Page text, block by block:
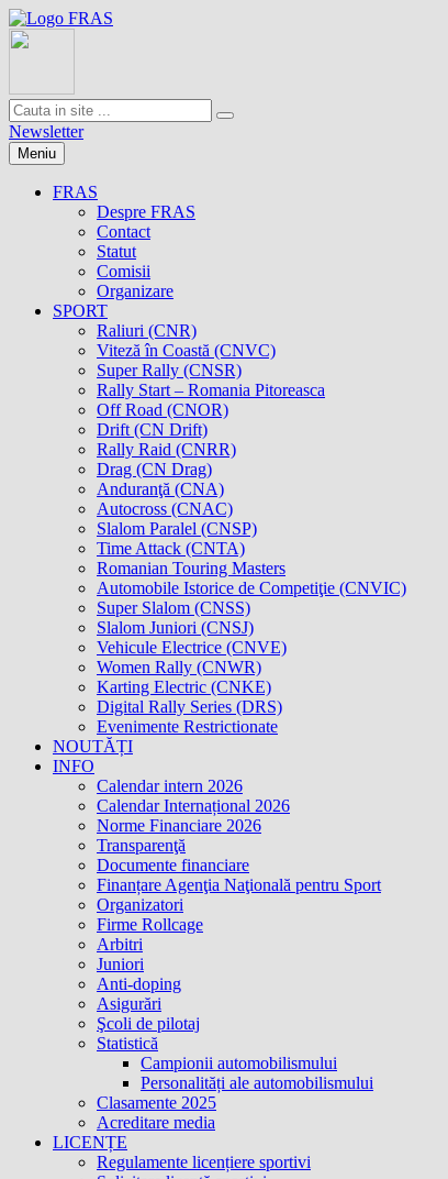
Newsletter
Meniu
FRAS
Despre FRAS
Contact
Statut
Comisii
Organizare
SPORT
Raliuri (CNR)
Viteză în Coastă (CNVC)
Super Rally (CNSR)
Rally Start – Romania Pitoreasca
Off Road (CNOR)
Drift (CN Drift)
Rally Raid (CNRR)
Drag (CN Drag)
Anduranţă (CNA)
Autocross (CNAC)
Slalom Paralel (CNSP)
Time Attack (CNTA)
Romanian Touring Masters
Automobile Istorice de Competiţie (CNVIC)
Super Slalom (CNSS)
Slalom Juniori (CNSJ)
Vehicule Electrice (CNVE)
Women Rally (CNWR)
Karting Electric (CNKE)
Digital Rally Series (DRS)
Evenimente Restrictionate
NOUTĂȚI
INFO
Calendar intern 2026
Calendar Internațional 2026
Norme Financiare 2026
Transparenţă
Documente financiare
Finanțare Agenţia Naţională pentru Sport
Organizatori
Firme Rollcage
Arbitri
Juniori
Anti-doping
Asigurări
Şcoli de pilotaj
Statistică
Campionii automobilismului
Personalități ale automobilismului
Clasamente 2025
Acreditare media
LICENȚE
Regulamente licențiere sportivi